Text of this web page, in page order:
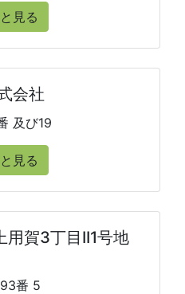
見る
会社
及び19
見る
用賀3丁目II1号地
番 5